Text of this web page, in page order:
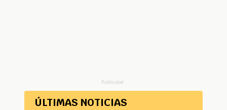
Publicidad
ÚLTIMAS NOTICIAS